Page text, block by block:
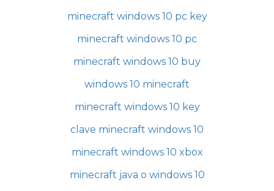
minecraft windows 10 pc key
minecraft windows 10 pc
minecraft windows 10 buy
windows 10 minecraft
minecraft windows 10 key
clave minecraft windows 10
minecraft windows 10 xbox
minecraft java o windows 10